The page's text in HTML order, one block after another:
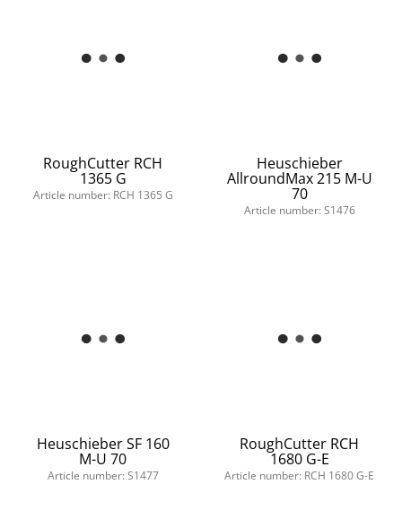
RoughCutter RCH
1365 G
Article number: RCH 1365 G
Heuschieber
AllroundMax 215 M-U
70
Article number: S1476
Heuschieber SF 160
M-U 70
Article number: S1477
RoughCutter RCH
1680 G-E
Article number: RCH 1680 G-E